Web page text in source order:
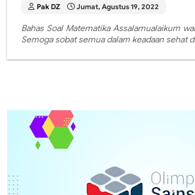
Pak DZ Jumat, Agustus 19, 2022
Bahas Soal Matematika Assalamualaikum
Semoga sobat semua dalam keadaan sehat